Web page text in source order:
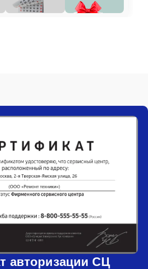
авторизации СЦ